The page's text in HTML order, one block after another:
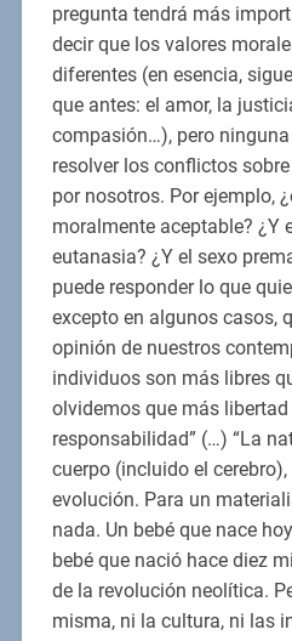
pregunta tendrá más
decir que los valores
diferentes (en esencia,
que antes: el amor, la
compasión…), pero
resolver los conflictos
por nosotros. Por ejemplo,
moralmente aceptable? ¿Y
eutanasia? ¿Y el sexo
puede responder lo que
excepto en algunos casos,
opinión de nuestros
individuos son más libres
olvidemos que más
responsabilidad” (…) “La
cuerpo (incluido el
evolución. Para un
nada. Un bebé que nace
bebé que nació hace diez
de la revolución neolítica.
misma, ni la cultura, ni las